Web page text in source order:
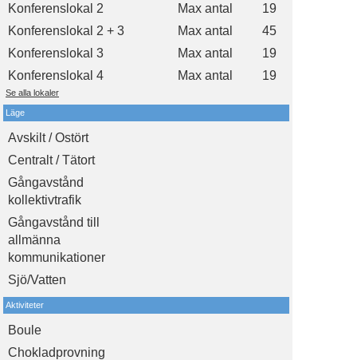
Konferenslokal 2
Max antal
19
Konferenslokal 2 + 3
Max antal
45
Konferenslokal 3
Max antal
19
Konferenslokal 4
Max antal 19
Se alla lokaler
Läge
Avskilt / Ostört
Centralt / Tätort
Gångavstånd
kollektivtrafik
Gångavstånd till
allmänna
kommunikationer
Sjö/Vatten
Aktiviteter
Boule
Chokladprovning